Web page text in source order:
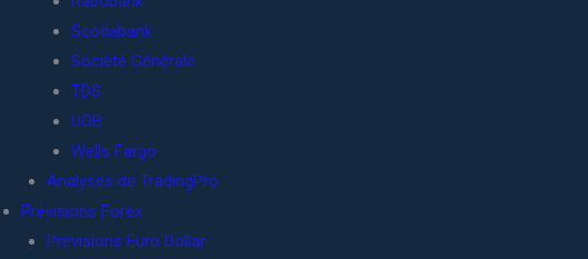
Scotiabank
Société Générale
TDS
UOB
Wells Fargo
Analyses de TradingPro
Prévisions Forex
Prévisions Euro Dollar